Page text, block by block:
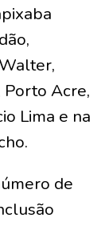
Porto Acre,
Lima e na
de